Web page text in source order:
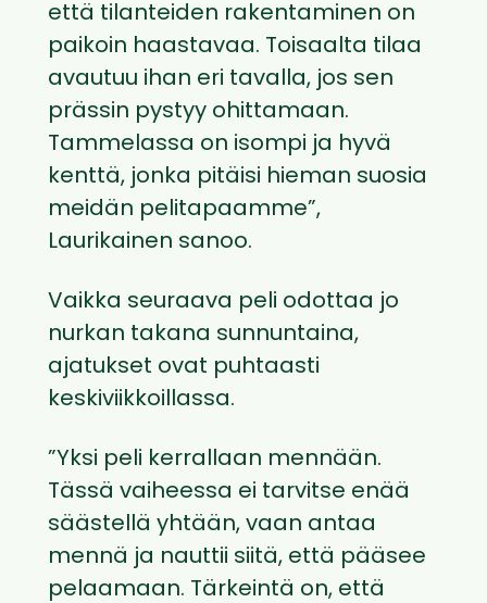
että tilanteiden rakentaminen on
paikoin haastavaa. Toisaalta tilaa
avautuu ihan eri tavalla, jos sen
prässin pystyy ohittamaan.
Tammelassa on isompi ja hyvä
kenttä, jonka pitäisi hieman suosia
meidän pelitapaamme”,
Laurikainen sanoo.
Vaikka seuraava peli odottaa jo
nurkan takana sunnuntaina,
ajatukset ovat puhtaasti
keskiviikkoillassa.
”Yksi peli kerrallaan mennään.
Tässä vaiheessa ei tarvitse enää
säästellä yhtään, vaan antaa
mennä ja nauttii siitä, että pääsee
pelaamaan. Tärkeintä on, että